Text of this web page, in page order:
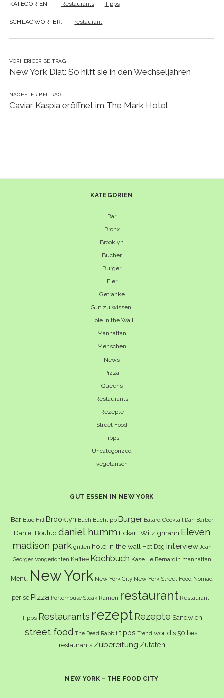
KATEGORIEN: Restaurants Tipps
SCHLAGWÖRTER: restaurant
VORHERIGER BEITRAG
New York Diät: So hilft sie in den Wechseljahren
NÄCHSTER BEITRAG
Caviar Kaspia eröffnet im The Mark Hotel
KATEGORIEN
Bar
Bronx
Brooklyn
Bücher
Burger
Eier
Getränke
Gut zu wissen!
Hole in the Wall
Manhattan
Menschen
News
Pizza
Queens
Restaurants
Rezepte
Street Food
Tipps
Uncategorized
vegetarisch
GUT ESSEN IN NEW YORK
Bar Blue Hill Brooklyn Buch Buchtipp Burger Bâtard Cocktail Dan Barber
Daniel Boulud daniel humm Eckart Witzigmann Eleven
madison park grillen hole in the wall Hot Dog Interview Jean
Georges Vongerichten Kaffee Kochbuch Käse Le Bernardin manhattan
Menü New York New York City New York Street Food Nomad
per se Pizza Porterhouse Steak Ramen restaurant Restaurant-
Tipps Restaurants rezept Rezepte Sandwich
street food The Dead Rabbit tipps Trend world´s 50 best
restaurants Zubereitung Zutaten
NEW YORK – THE FOOD CITY